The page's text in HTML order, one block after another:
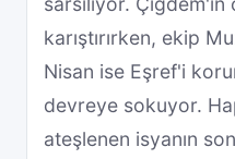
karıştırırken, ekip
Nisan ise Eşref'i
devreye sokuyor.
ateşlenen isyanın